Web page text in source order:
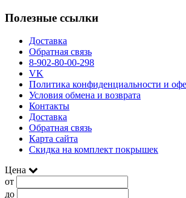
Полезные ссылки
Доставка
Обратная связь
8-902-80-00-298
VK
Политика конфиденциальности и
Условия обмена и возврата
Контакты
Доставка
Обратная связь
Карта сайта
Скидка на комплект покрышек
Цена
от
до